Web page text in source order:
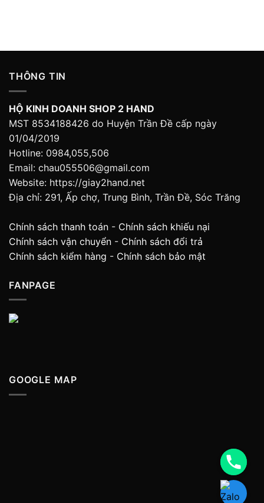
THÔNG TIN
HỘ KINH DOANH SHOP 2 HAND
MST 8534188426 do Huyện Trần Đề cấp ngày
01/04/2019
Hotline: 0984,055,506
Email: chau055506@gmail.com
Website: https://giay2hand.net
Địa chỉ: 291, Ấp chợ, Trung Bình, Trần Đề, Sóc Trăng
Chính sách thanh toán - Chính sách khiếu nại
Chính sách vận chuyển - Chính sách đổi trả
Chính sách kiểm hàng - Chính sách bảo mật
FANPAGE
GOOGLE MAP